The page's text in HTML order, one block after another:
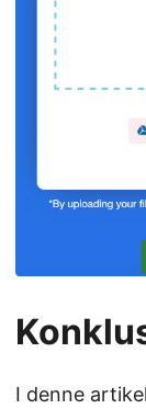
I denne